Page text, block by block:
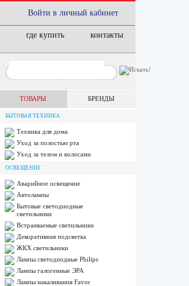
Войти в личный кабинет
где купить контакты
ТОВАРЫ БРЕНДЫ
БЫТОВАЯ ТЕХНИКА
Техника для дома
Уход за полостью рта
Уход за телом и волосами
ОСВЕЩЕНИЕ
Аварийное освещение
Автолампы
Бытовые светодиодные
светильники
Встраиваемые светильники
Декоративная подсветка
ЖКХ светильники
Лампы cветодиодные Philips
Лампы галогенные ЭРА
Лампы накаливания Favor